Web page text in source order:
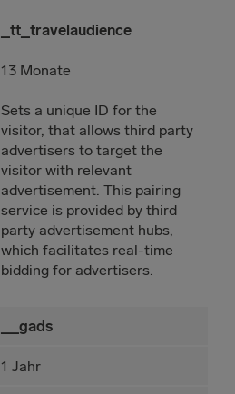
_tt_travelaudience
13 Monate
Sets a unique ID for the
visitor, that allows third party
advertisers to target the
visitor with relevant
advertisement. This pairing
service is provided by third
party advertisement hubs,
which facilitates real-time
bidding for advertisers.
__gads
1 Jahr